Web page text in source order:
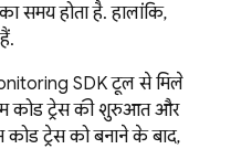
समय होता है. हालांकि,
SDK टूल से मिले
कोड ट्रेस की शुरुआत और
ट्रेस को बनाने के बाद,